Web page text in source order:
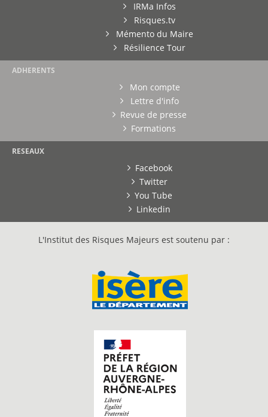
IRMa Infos
Risques.tv
Mémento du Maire
Résilience Tour
ADHERENTS
Mon compte
Lettre d'info
Revue de presse
Formations
RESEAUX
Facebook
Twitter
You Tube
Linkedin
L'Institut des Risques Majeurs est soutenu par :